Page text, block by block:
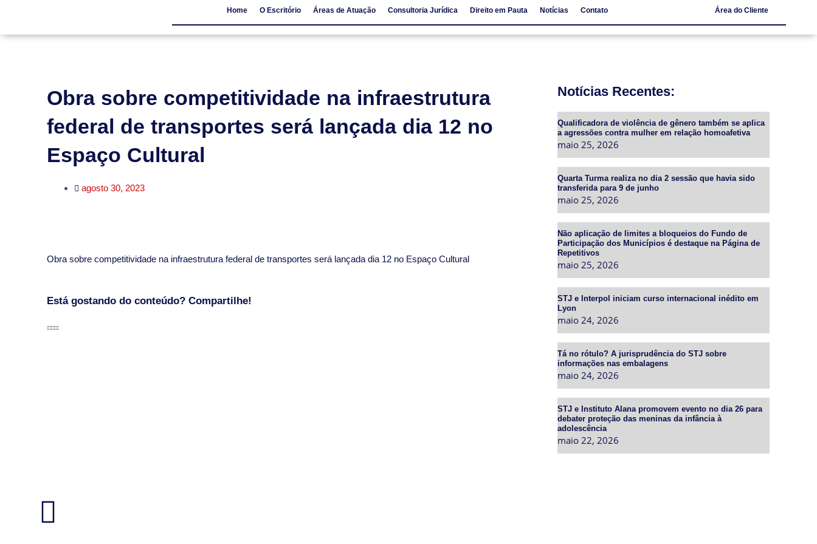
Home O Escritório Áreas de Atuação Consultoria Jurídica Direito em Pauta Notícias Contato Área do Cliente
Obra sobre competitividade na infraestrutura
federal de transportes será lançada dia 12 no
Espaço Cultural
agosto 30, 2023
​Obra sobre competitividade na infraestrutura federal de transportes será lançada dia 12 no Espaço Cultural
Está gostando do conteúdo? Compartilhe!
Notícias Recentes:
Qualificadora de violência de gênero também se aplica
a agressões contra mulher em relação homoafetiva
maio 25, 2026
Quarta Turma realiza no dia 2 sessão que havia sido
transferida para 9 de junho
maio 25, 2026
Não aplicação de limites a bloqueios do Fundo de
Participação dos Municípios é destaque na Página de
Repetitivos
maio 25, 2026
STJ e Interpol iniciam curso internacional inédito em
Lyon
maio 24, 2026
Tá no rótulo? A jurisprudência do STJ sobre
informações nas embalagens
maio 24, 2026
STJ e Instituto Alana promovem evento no dia 26 para
debater proteção das meninas da infância à
adolescência
maio 22, 2026